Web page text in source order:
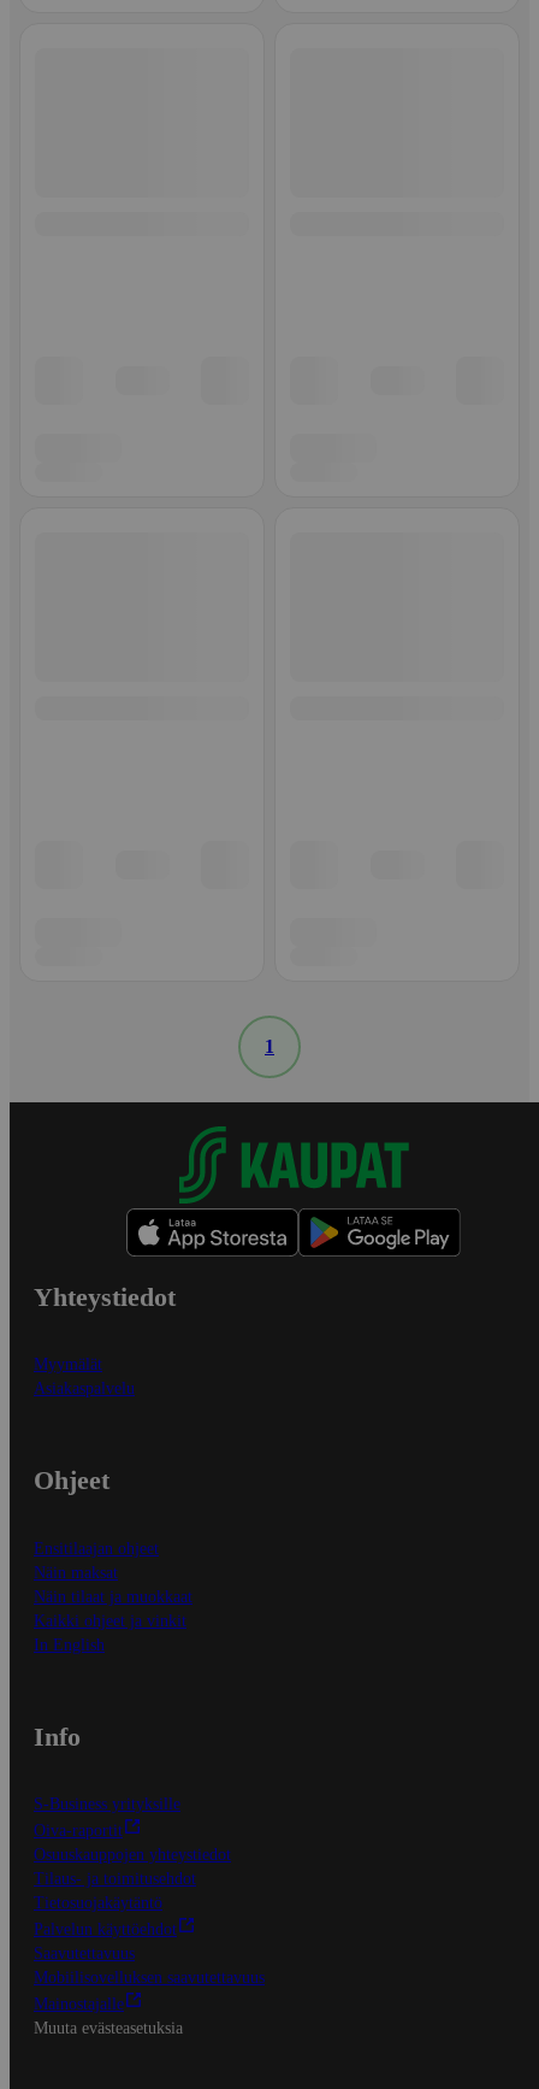
1
Yhteystiedot
Myymälät
Asiakaspalvelu
Ohjeet
Ensitilaajan ohjeet
Näin maksat
Näin tilaat ja muokkaat
Kaikki ohjeet ja vinkit
In English
Info
S-Business yrityksille
Oiva-raportit
Osuuskauppojen yhteystiedot
Tilaus- ja toimitusehdot
Tietosuojakäytäntö
Palvelun käyttöehdot
Saavutettavuus
Mobiilisovelluksen saavutettavuus
Mainostajalle
Muuta evästeasetuksia